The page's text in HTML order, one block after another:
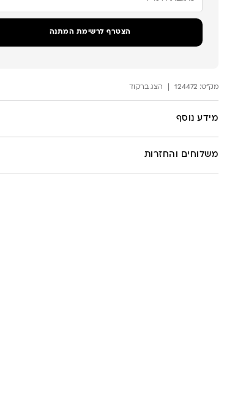
כתובת
הדוא"ל
כדי
עבור
מוצר
הצטרף לרשימת המתנה
מק"ט: 124472 הצג ברקוד
מידע נוסף
משלוחים והחזרות